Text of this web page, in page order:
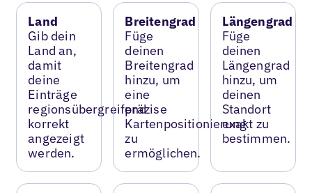
Land
Gib dein
Land an,
damit
deine
Einträge
regionsübergreifend
korrekt
angezeigt
werden.
Breitengrad
Füge
deinen
Breitengrad
hinzu, um
eine
präzise
Kartenpositionierung
zu
ermöglichen.
Längengrad
Füge
deinen
Längengrad
hinzu, um
deinen
Standort
exakt zu
bestimmen.